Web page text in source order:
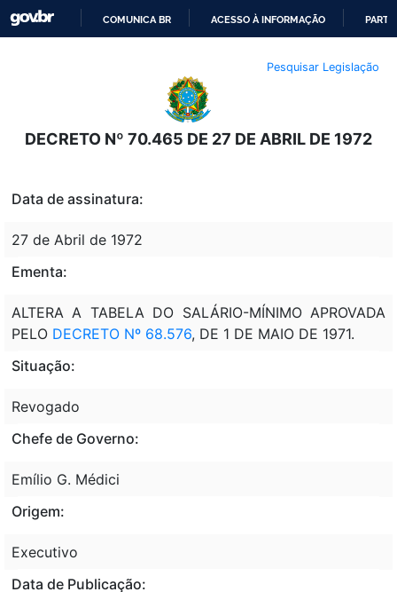
O
CONTEÚDO
COMUNICA BR ACESSO À INFORMAÇÃO
Pesquisar Legislação
DECRETO Nº 70.465 DE 27 DE ABRIL DE 1972
Data de assinatura:
27 de Abril de 1972
Ementa:
ALTERA A TABELA DO SALÁRIO-MÍNIMO APROVADA
PELO DECRETO Nº 68.576, DE 1 DE MAIO DE 1971.
Situação:
Revogado
Chefe de Governo:
Emílio G. Médici
Origem:
Executivo
Data de Publicação: